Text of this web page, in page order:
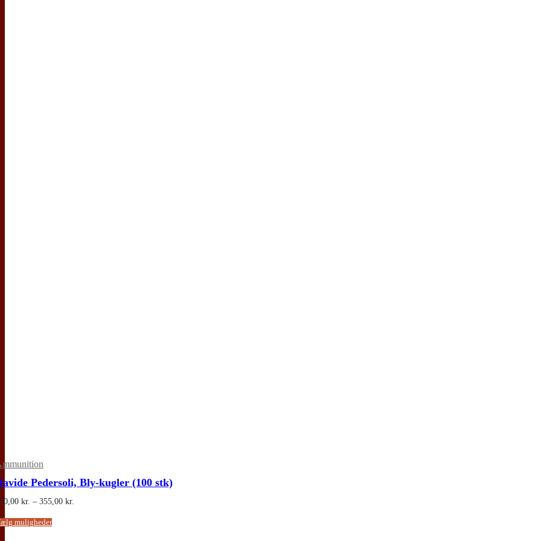
Pedersoli, Bly-kugler (100 stk)
kr. – 355,00 kr.
mulighederDette